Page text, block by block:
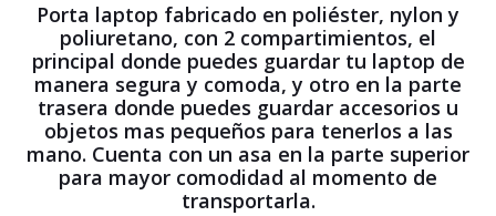
Porta laptop fabricado en poliéster, nylon y
poliuretano, con 2 compartimientos, el
principal donde puedes guardar tu laptop de
manera segura y comoda, y otro en la parte
trasera donde puedes guardar accesorios u
objetos mas pequeños para tenerlos a las
mano. Cuenta con un asa en la parte superior
para mayor comodidad al momento de
transportarla.